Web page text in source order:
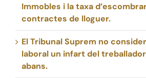
Immobles i la taxa
contractes de lloguer.
El Tribunal Suprem no
laboral un infart del
abans.